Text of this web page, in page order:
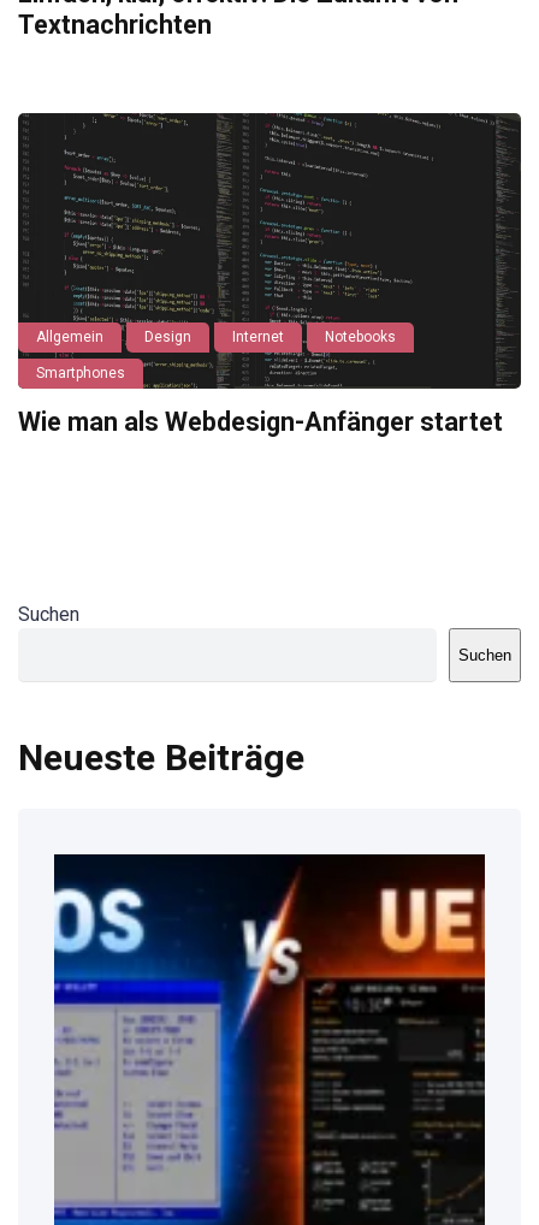
Textnachrichten
Allgemein Design Internet Notebooks
Smartphones
Wie man als Webdesign-Anfänger startet
Suchen
Suchen
Neueste Beiträge